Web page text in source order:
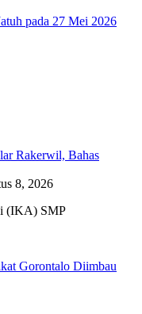
pada 27 Mei 2026
Rakerwil, Bahas
8, 2026
(IKA) SMP
Gorontalo Diimbau